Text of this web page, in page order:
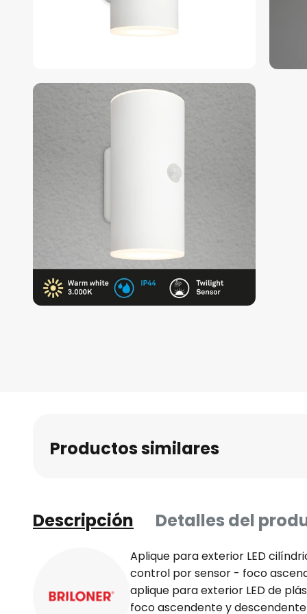
Productos similares
Descripción Detalles del
Aplique para exterior LED
control por sensor - foco
aplique para exterior LED de
foco ascendente y